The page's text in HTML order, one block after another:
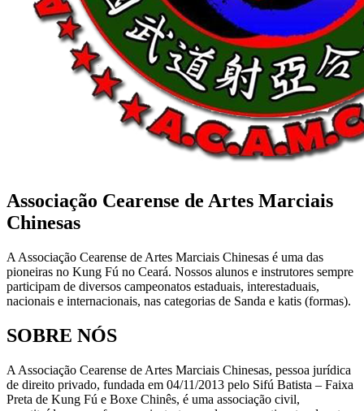
Associação Cearense de Artes Marciais
Chinesas
A Associação Cearense de Artes Marciais Chinesas é uma das
pioneiras no Kung Fú no Ceará. Nossos alunos e instrutores sempre
participam de diversos campeonatos estaduais, interestaduais,
nacionais e internacionais, nas categorias de Sanda e katis (formas).
SOBRE NÓS
A Associação Cearense de Artes Marciais Chinesas, pessoa jurídica
de direito privado, fundada em 04/11/2013 pelo Sifú Batista – Faixa
Preta de Kung Fú e Boxe Chinês, é uma associação civil,